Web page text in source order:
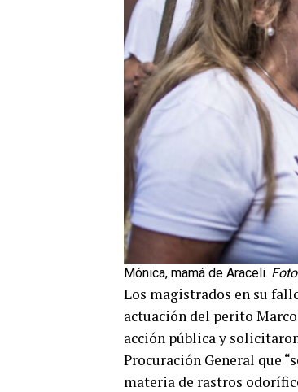
Mónica, mamá de Araceli.
Los magistrados en su
actuación del perito
acción pública y
Procuración General que
materia de rastros